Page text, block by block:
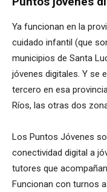
Ya funcionan en la
cuidado infantil (que
municipios de Santa
jóvenes digitales. Y se
tercero en esa
Ríos, las otras dos
Los Puntos Jóvenes
conectividad digital a
tutores que
Funcionan con turnos